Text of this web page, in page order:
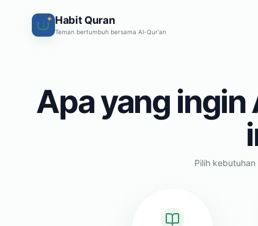
✦ Habit Quran
Teman bertumbuh bersama Al-Qur'an
Apa yang ingin
Pilih